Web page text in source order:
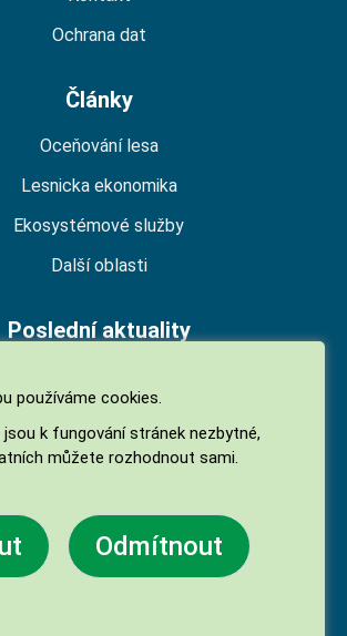
Ochrana dat
Články
Oceňování lesa
Lesnicka ekonomika
Ekosystémové služby
Další oblasti
Poslední aktuality
pro ekosystémové služby
na hospodaření v lesích 2026
používáme cookies.
k fungování stránek nezbytné,
můžete rozhodnout sami.
Odmítnout